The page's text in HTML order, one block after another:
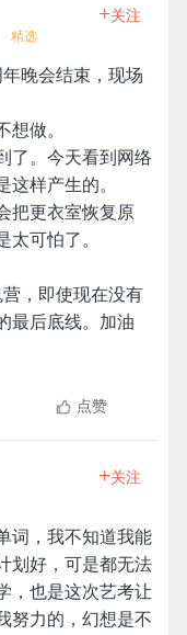
精选
+关注
晚会结束，现场
想做。
了。今天看到网络
这样产生的。
把更衣室恢复原
太可怕了。
，即使现在没有
最后底线。加油
点赞
+关注
词，我不知道我能
划好，可是都无法
，也是这次艺考让
努力的，幻想是不